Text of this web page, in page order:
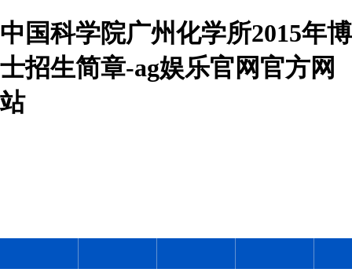
中国科学院广州化学所2015年博
士招生简章-ag娱乐官网官方网
站